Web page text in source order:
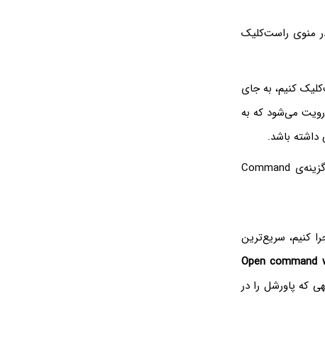
منوی راست‌کلیک
کنیم، به جای
رویت می‌شود که به
گزینه‌ی Command
کنیم، سریع‌ترین
Open command
مشابهی که پاورشل را در